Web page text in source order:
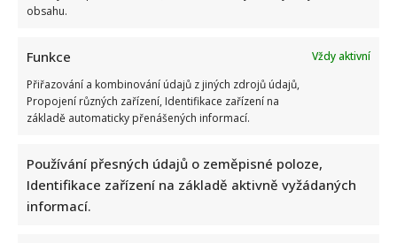
obsahu.
Funkce
Vždy aktivní
Přiřazování a kombinování údajů z jiných zdrojů údajů,
Propojení různých zařízení, Identifikace zařízení na
základě automaticky přenášených informací.
Používání přesných údajů o zeměpisné poloze,
Identifikace zařízení na základě aktivně vyžádaných
informací.
jarní